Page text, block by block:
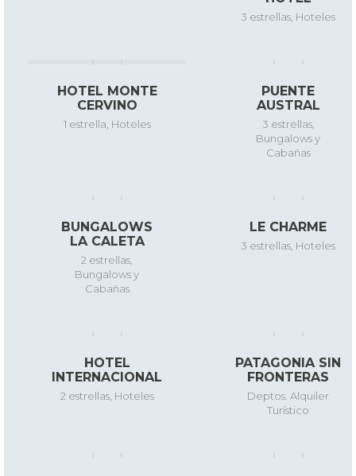
3 estrellas Hoteles
HOTEL MONTE
CERVINO
1 estrella Hoteles
PUENTE
AUSTRAL
3 estrellas,
Bungalows y
Cabañas
BUNGALOWS
LA CALETA
2 estrellas
Bungalows y
Cabañas
LE CHARME
3 estrellas Hoteles
HOTEL
INTERNACIONAL
2 estrellas, Hoteles
PATAGONIA SIN
FRONTERAS
Deptos. Alquiler
Turístico